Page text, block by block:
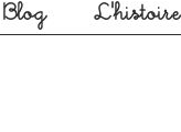
Blog L'histoire